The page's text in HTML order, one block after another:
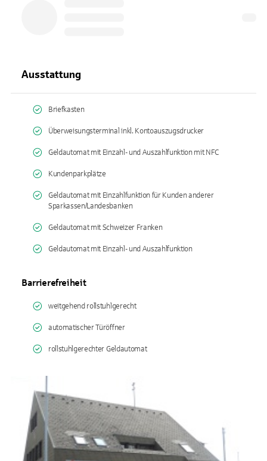
Ausstattung
Briefkasten
Überweisungsterminal inkl. Kontoauszugsdrucker
Geldautomat mit Einzahl- und Auszahlfunktion mit NFC
Kundenparkplätze
Geldautomat mit Einzahlfunktion für Kunden anderer
Sparkassen/Landesbanken
Geldautomat mit Schweizer Franken
Geldautomat mit Einzahl- und Auszahlfunktion
Barrierefreiheit
weitgehend rollstuhlgerecht
automatischer Türöffner
rollstuhlgerechter Geldautomat